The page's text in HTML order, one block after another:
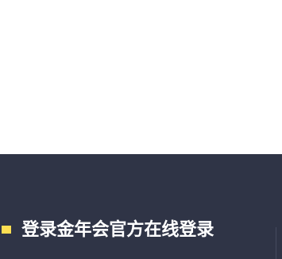
登录金年会官方在线登录